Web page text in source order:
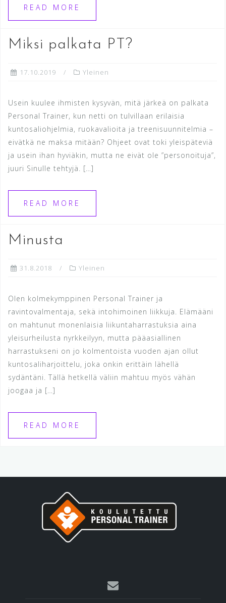
READ MORE
Miksi palkata PT?
17.10.2019 Yleinen
Usein kuulee ihmisten kysyvän, mitä järkeä on palkata
Personal Trainer, kun netti on tulvillaan erilaisia
kuntosaliohjelmia, ruokavalioita ja treenisuunnitelmia –
eivätkä ne maksa mitään? Ohjeet ovat toki yleispäteviä
ja usein ihan hyviäkin, mutta ne eivät ole ”personoituja”,
juuri Sinulle tehtyjä. […]
READ MORE
Minusta
31.8.2018 Yleinen
Olen kolmekymppinen Personal Trainer ja
ravintovalmentaja, sekä intohimoinen liikkuja. Elämääni
on mahtunut monenlaisia liikuntaharrastuksia aina
yleisurheilusta nyrkkeilyyn, mutta pääasiallinen
harrastukseni on jo kolmentoista vuoden ajan ollut
kuntosaliharjoittelu, joka onkin erittäin lähellä
sydäntäni. Tällä hetkellä väliin mahtuu myös vähän
joogaa ja […]
READ MORE